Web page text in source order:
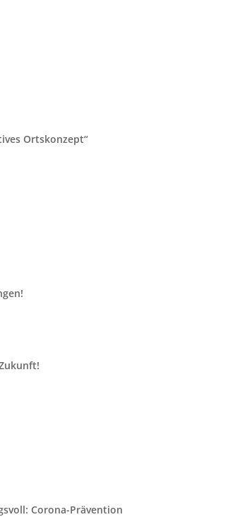
Ortskonzept“
Corona-Prävention